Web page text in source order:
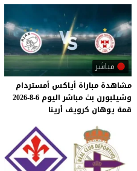
مباشر
مشاهدة مباراة أياكس أمستردام
وشيلبورن بث مباشر اليوم 6-8-2026
قمة يوهان كرويف أرينا